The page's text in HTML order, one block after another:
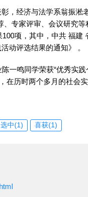
，经济与法学系翁振淞
、专家评审、会议研究
项，其中，中共 福建
动评选结果的通知》 。
一鸣同学荣获“优秀实践
在历时两个多月的社会
选中(1) 喜获(1)